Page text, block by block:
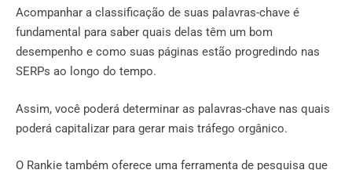
Acompanhar a classificação de suas palavras-chave é
fundamental para saber quais delas têm um bom
desempenho e como suas páginas estão progredindo nas
SERPs ao longo do tempo.
Assim, você poderá determinar as palavras-chave nas quais
poderá capitalizar para gerar mais tráfego orgânico.
O Rankie também oferece uma ferramenta de pesquisa que